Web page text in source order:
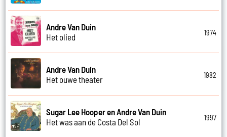
Andre Van Duin
Het olied
1974
Andre Van Duin
Het ouwe theater
1982
Sugar Lee Hooper en Andre Van Duin
Het was aan de Costa Del Sol
1997